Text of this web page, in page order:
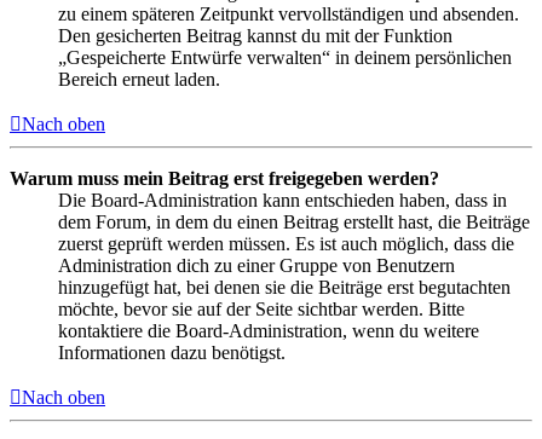
zu einem späteren Zeitpunkt vervollständigen und absenden.
Den gesicherten Beitrag kannst du mit der Funktion
„Gespeicherte Entwürfe verwalten“ in deinem persönlichen
Bereich erneut laden.
Nach oben
Warum muss mein Beitrag erst freigegeben werden?
Die Board-Administration kann entschieden haben, dass in
dem Forum, in dem du einen Beitrag erstellt hast, die Beiträge
zuerst geprüft werden müssen. Es ist auch möglich, dass die
Administration dich zu einer Gruppe von Benutzern
hinzugefügt hat, bei denen sie die Beiträge erst begutachten
möchte, bevor sie auf der Seite sichtbar werden. Bitte
kontaktiere die Board-Administration, wenn du weitere
Informationen dazu benötigst.
Nach oben